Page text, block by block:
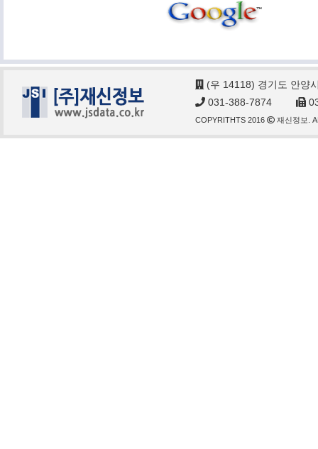
(우 14118) 경기도 안양
031-388-7874
COPYRITHTS 2016 재신정보.